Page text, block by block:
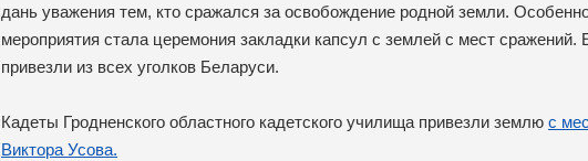
дань уважения тем, кто сражался за освобождение родной земли.
мероприятия стала церемония закладки капсул с землей с мест
привезли из всех уголков Беларуси.
Кадеты Гродненского областного кадетского училища привезли землю с
Виктора Усова.